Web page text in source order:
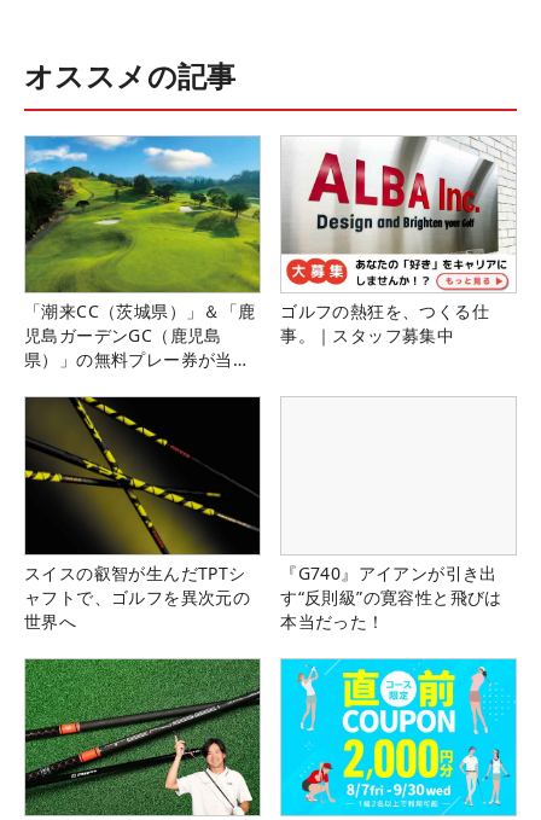
オススメの記事
「潮来CC（茨城県）」＆「鹿
児島ガーデンGC（鹿児島
県）」の無料プレー券が当た
ゴルフの熱狂を、つくる仕
事。｜スタッフ募集中
スイスの叡智が生んだTPTシ
ャフトで、ゴルフを異次元の
世界へ
『G740』アイアンが引き出
す“反則級”の寛容性と飛びは
本当だった！